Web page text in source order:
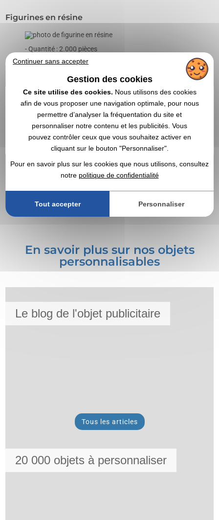
Figurines en résine
- Quantité : 2.000 pièces
- Matériau : résine de polyester
- Utilisation : - Utilisation : Cadeaux pour les
fonctionnaires de la Police Nationale
- Date : 2010
Valises à roulettes
- Quantité : 700 pièces
conception sur-mesure de toute la valise
- Utilisation : équipement pour les consultants de
- Date : 2011
En savoir plus sur nos objets
personnalisables
Le blog de l'objet publicitaire
Tous les articles
20 000 objets à personnaliser
Continuer sans accepter
Gestion des cookies
Ce site utilise des cookies. Nous utilisons des cookies
afin de vous proposer une navigation optimale, pour nous
permettre d’analyser la fréquentation du site et
personnaliser notre contenu et les publicités. Vous
pouvez contrôler ceux que vous souhaitez activer en
cliquant sur le bouton "Personnaliser".
Pour en savoir plus sur les cookies que nous utilisons, consultez
notre politique de confidentialité
Tout accepter Personnaliser